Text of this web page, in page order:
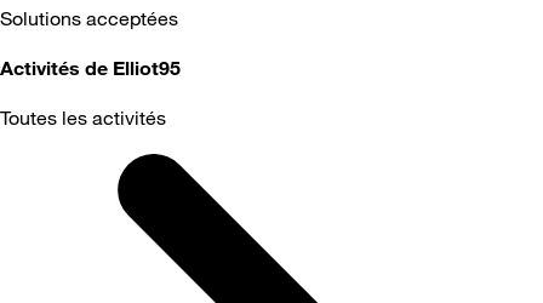
Solutions acceptées
Activités de Elliot95
Toutes les activités